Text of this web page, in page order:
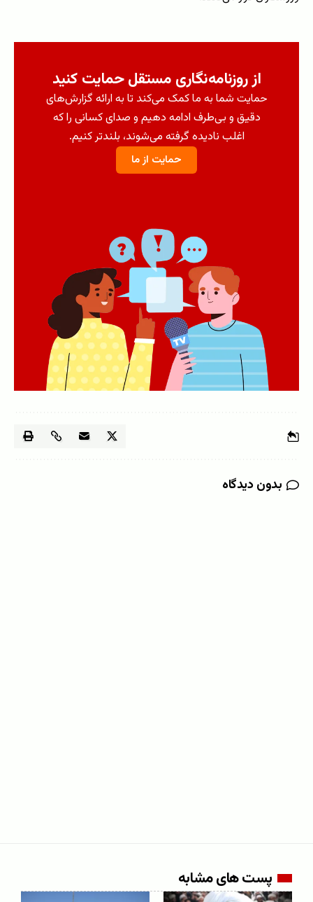
از روزنامه‌نگاری مستقل حمایت کنید
حمایت شما به ما کمک می‌کند تا به ارائه گزارش‌های
دقیق و بی‌طرف ادامه دهیم و صدای کسانی را که
اغلب نادیده گرفته می‌شوند، بلندتر کنیم.
حمایت از ما
بدون دیدگاه
پست های مشابه